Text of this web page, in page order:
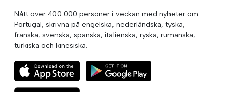
Nått över 400 000 personer i veckan med nyheter om
Portugal, skrivna på engelska, nederländska, tyska,
franska, svenska, spanska, italienska, ryska, rumänska,
turkiska och kinesiska.